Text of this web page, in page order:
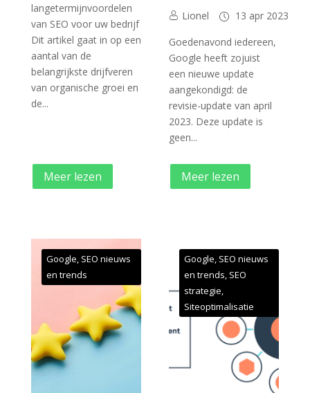
langetermijnvoordelen
van SEO voor uw bedrijf
Dit artikel gaat in op een
aantal van de
belangrijkste drijfveren
van organische groei en
de...
Meer lezen
Lionel
13 apr 2023
Goedenavond iedereen,
Google heeft zojuist
een nieuwe update
aangekondigd: de
revisie-update van april
2023. Deze update is
geen...
Meer lezen
Google, SEO nieuws
en trends
Google, SEO nieuws
en trends, SEO
strategie,
Siteoptimalisatie